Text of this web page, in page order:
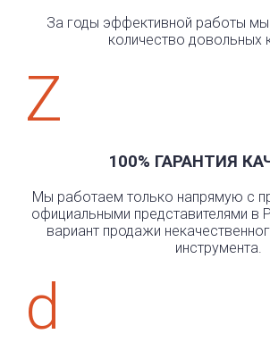
За годы эффективной работы
количество довольных
Z
100% ГАРАНТИЯ
Мы работаем только напрямую с
официальными представителями в
вариант продажи
инструмента.
d